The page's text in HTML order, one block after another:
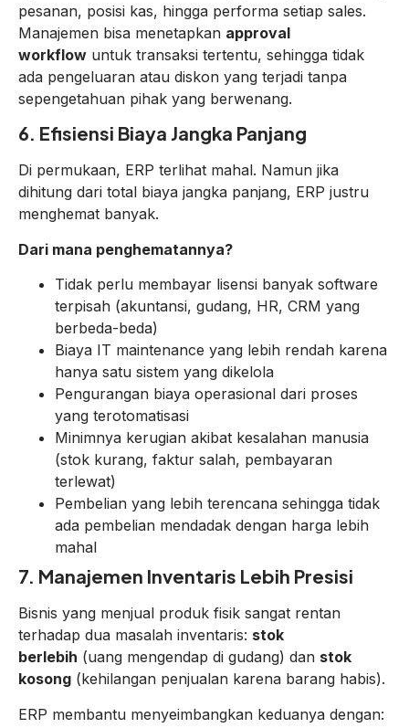
pesanan, posisi kas, hingga performa setiap sales.
Manajemen bisa menetapkan approval
workflow untuk transaksi tertentu, sehingga tidak
ada pengeluaran atau diskon yang terjadi tanpa
sepengetahuan pihak yang berwenang.
6. Efisiensi Biaya Jangka Panjang
Di permukaan, ERP terlihat mahal. Namun jika
dihitung dari total biaya jangka panjang, ERP justru
menghemat banyak.
Dari mana penghematannya?
Tidak perlu membayar lisensi banyak software
terpisah (akuntansi, gudang, HR, CRM yang
berbeda-beda)
Biaya IT maintenance yang lebih rendah karena
hanya satu sistem yang dikelola
Pengurangan biaya operasional dari proses
yang terotomatisasi
Minimnya kerugian akibat kesalahan manusia
(stok kurang, faktur salah, pembayaran
terlewat)
Pembelian yang lebih terencana sehingga tidak
ada pembelian mendadak dengan harga lebih
mahal
7. Manajemen Inventaris Lebih Presisi
Bisnis yang menjual produk fisik sangat rentan
terhadap dua masalah inventaris: stok
berlebih (uang mengendap di gudang) dan stok
kosong (kehilangan penjualan karena barang habis).
ERP membantu menyeimbangkan keduanya dengan: